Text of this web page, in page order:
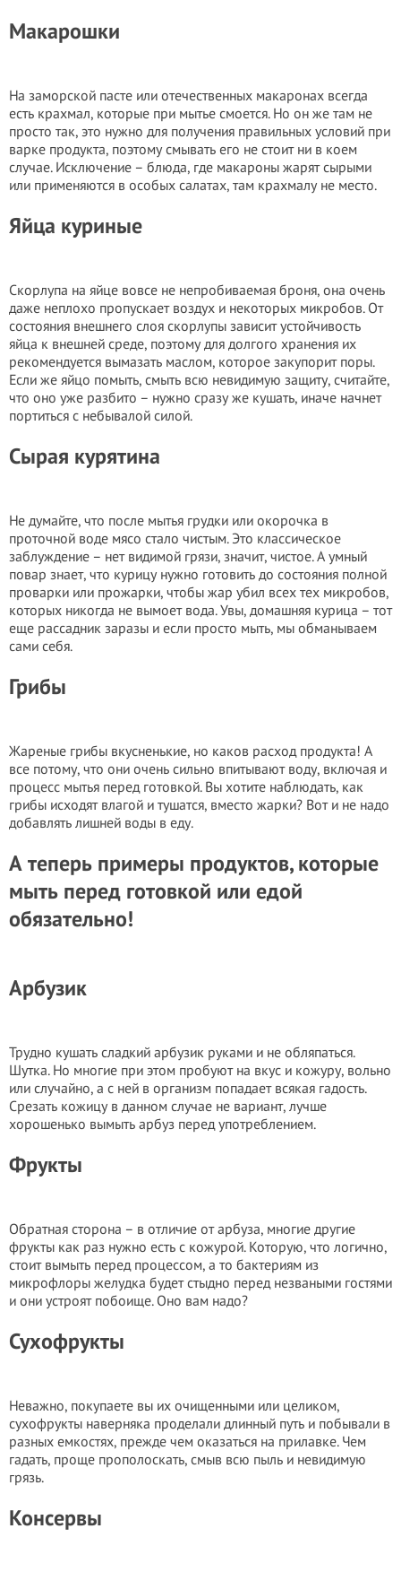
Макарошки
На заморской пасте или отечественных макаронах всегда
есть крахмал, которые при мытье смоется. Но он же там не
просто так, это нужно для получения правильных условий при
варке продукта, поэтому смывать его не стоит ни в коем
случае. Исключение – блюда, где макароны жарят сырыми
или применяются в особых салатах, там крахмалу не место.
Яйца куриные
Скорлупа на яйце вовсе не непробиваемая броня, она очень
даже неплохо пропускает воздух и некоторых микробов. От
состояния внешнего слоя скорлупы зависит устойчивость
яйца к внешней среде, поэтому для долгого хранения их
рекомендуется вымазать маслом, которое закупорит поры.
Если же яйцо помыть, смыть всю невидимую защиту, считайте,
что оно уже разбито – нужно сразу же кушать, иначе начнет
портиться с небывалой силой.
Сырая курятина
Не думайте, что после мытья грудки или окорочка в
проточной воде мясо стало чистым. Это классическое
заблуждение – нет видимой грязи, значит, чистое. А умный
повар знает, что курицу нужно готовить до состояния полной
проварки или прожарки, чтобы жар убил всех тех микробов,
которых никогда не вымоет вода. Увы, домашняя курица – тот
еще рассадник заразы и если просто мыть, мы обманываем
сами себя.
Грибы
Жареные грибы вкусненькие, но каков расход продукта! А
все потому, что они очень сильно впитывают воду, включая и
процесс мытья перед готовкой. Вы хотите наблюдать, как
грибы исходят влагой и тушатся, вместо жарки? Вот и не надо
добавлять лишней воды в еду.
А теперь примеры продуктов, которые
мыть перед готовкой или едой
обязательно!
Арбузик
Трудно кушать сладкий арбузик руками и не обляпаться.
Шутка. Но многие при этом пробуют на вкус и кожуру, вольно
или случайно, а с ней в организм попадает всякая гадость.
Срезать кожицу в данном случае не вариант, лучше
хорошенько вымыть арбуз перед употреблением.
Фрукты
Обратная сторона – в отличие от арбуза, многие другие
фрукты как раз нужно есть с кожурой. Которую, что логично,
стоит вымыть перед процессом, а то бактериям из
микрофлоры желудка будет стыдно перед незваными гостями
и они устроят побоище. Оно вам надо?
Сухофрукты
Неважно, покупаете вы их очищенными или целиком,
сухофрукты наверняка проделали длинный путь и побывали в
разных емкостях, прежде чем оказаться на прилавке. Чем
гадать, проще прополоскать, смыв всю пыль и невидимую
грязь.
Консервы